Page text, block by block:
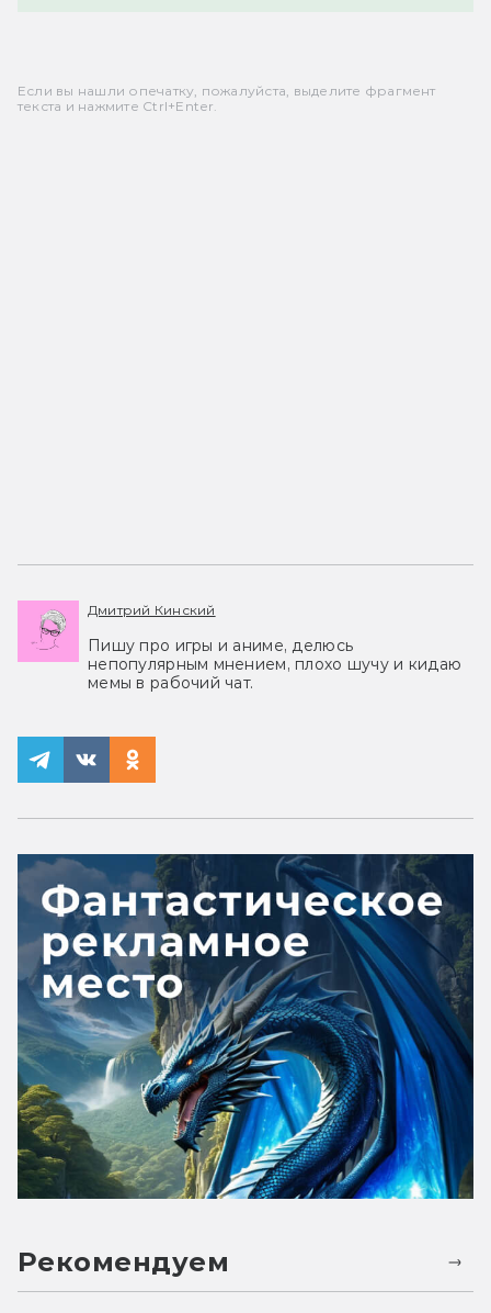
Если вы нашли опечатку, пожалуйста, выделите фрагмент
текста и нажмите Ctrl+Enter.
Дмитрий Кинский
Пишу про игры и аниме, делюсь
непопулярным мнением, плохо шучу и кидаю
мемы в рабочий чат.
Рекомендуем